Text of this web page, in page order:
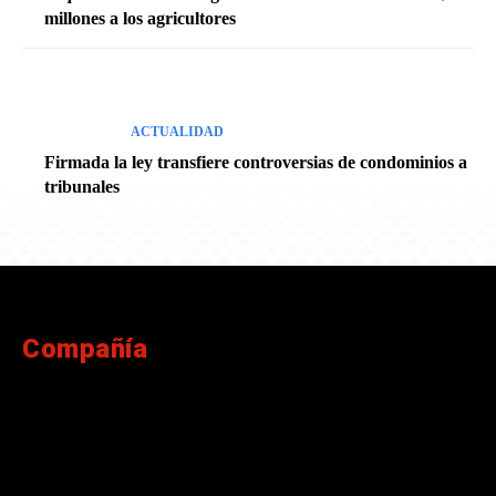
millones a los agricultores
ACTUALIDAD
Firmada la ley transfiere controversias de condominios a
tribunales
Compañía